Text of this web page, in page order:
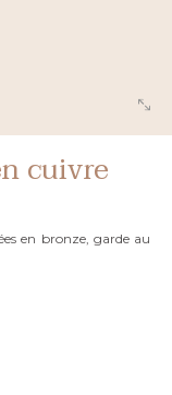
cuivre
en bronze, garde au